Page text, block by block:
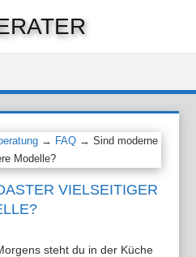
→ FAQ → Sind moderne
Modelle?
VIELSEITIGER
steht du in der Küche